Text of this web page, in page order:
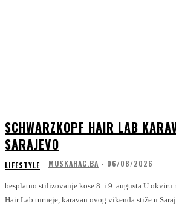
SCHWARZKOPF HAIR LAB
SARAJEVO
LIFESTYLE MUSKARAC.BA - 06/08/2026
besplatno stilizovanje kose 8. i 9. augusta U okviru regionalne Schwarzkopf
Hair Lab turneje, karavan ovog vikenda stiže u